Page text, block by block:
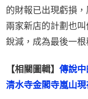
的財報已出現虧損
兩家新店的計劃也
銳減，成為最後一根
【相關圖輯】 傳說
清水寺金閣寺嵐山現